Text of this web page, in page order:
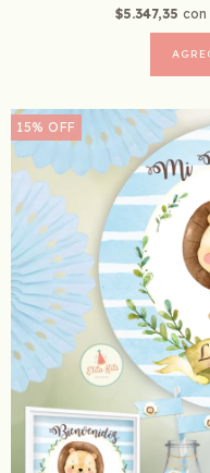
$5.347,35 con
15% OFF